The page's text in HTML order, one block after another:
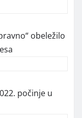
obeležilo
počinje u